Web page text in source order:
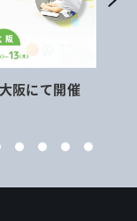
阪にて開催